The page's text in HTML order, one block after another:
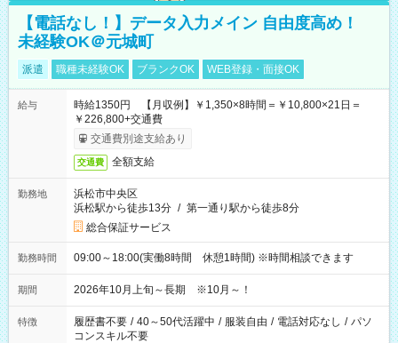
【電話なし！】データ入力メイン 自由度高め！
未経験OK＠元城町
派遣 職種未経験OK ブランクOK WEB登録・面接OK
給与
時給1350円 【月収例】￥1,350×8時間＝￥10,800×21日＝
￥226,800+交通費
交通費別途支給あり
交通費 全額支給
勤務地
浜松市中央区
浜松駅から徒歩13分 / 第一通り駅から徒歩8分
総合保証サービス
勤務時間 09:00～18:00(実働8時間 休憩1時間) ※時間相談できます
期間 2026年10月上旬～長期 ※10月～！
特徴 履歴書不要 / 40～50代活躍中 / 服装自由 / 電話対応なし / パソ
コンスキル不要